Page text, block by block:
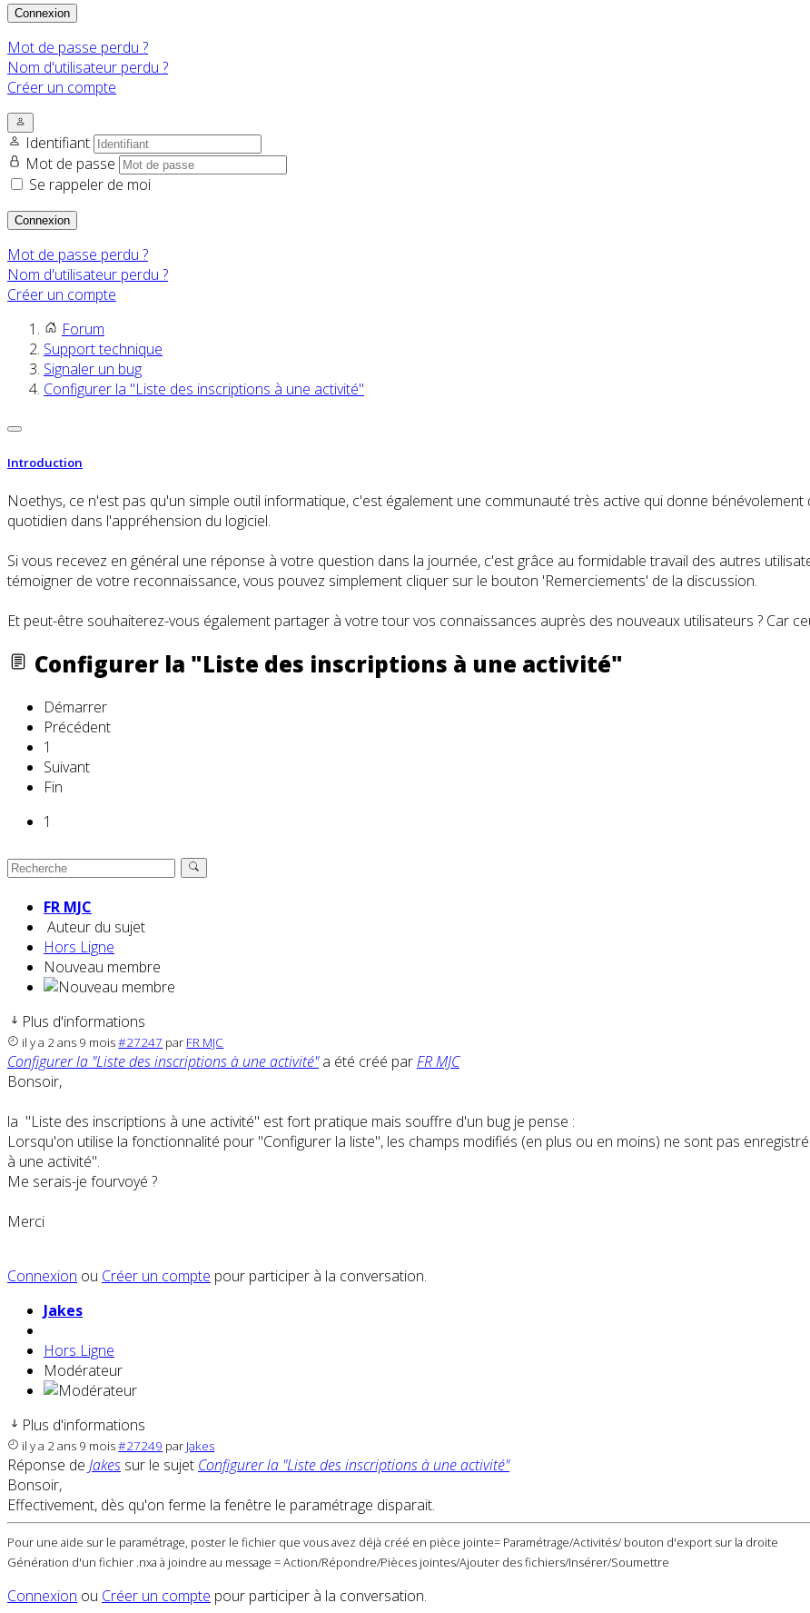
Connexion
Mot de passe perdu ?
Nom d'utilisateur perdu ?
Créer un compte
Identifiant
Mot de passe
Se rappeler de moi
Connexion
Mot de passe perdu ?
Nom d'utilisateur perdu ?
Créer un compte
Forum
Support technique
Signaler un bug
Configurer la "Liste des inscriptions à une activité"
Introduction
Noethys, ce n'est pas qu'un simple outil informatique, c'est également une communauté très active qui donne
quotidien dans l'appréhension du logiciel.
Si vous recevez en général une réponse à votre question dans la journée, c'est grâce au formidable travail des autres
témoigner de votre reconnaissance, vous pouvez simplement cliquer sur le bouton 'Remerciements' de la discussion.
Et peut-être souhaiterez-vous également partager à votre tour vos connaissances auprès des nouveaux utilisateurs ? Car
Configurer la "Liste des inscriptions à une activité"
Démarrer
Précédent
1
Suivant
Fin
1
FR MJC
Auteur du sujet
Hors Ligne
Nouveau membre
Plus d'informations
il y a 2 ans 9 mois#27247 par FR MJC
Configurer la "Liste des inscriptions à une activité"a été créé parFR MJC
Bonsoir,
la "Liste des inscriptions à une activité" est fort pratique mais souffre d'un bug je pense :
Lorsqu'on utilise la fonctionnalité pour "Configurer la liste", les champs modifiés (en plus ou en moins) ne sont pas
à une activité".
Me serais-je fourvoyé ?
Merci
Connexion ou Créer un compte pour participer à la conversation.
Jakes
Hors Ligne
Modérateur
Plus d'informations
il y a 2 ans 9 mois#27249 par Jakes
Réponse de Jakes sur le sujet Configurer la "Liste des inscriptions à une activité"
Bonsoir,
Effectivement, dès qu'on ferme la fenêtre le paramétrage disparait.
Pour une aide sur le paramétrage, poster le fichier que vous avez déjà créé en pièce jointe= Paramétrage/Activités/ bouton d'export sur la droite
Génération d'un fichier .nxa à joindre au message = Action/Répondre/Pièces jointes/Ajouter des fichiers/Insérer/Soumettre
Connexion ou Créer un compte pour participer à la conversation.